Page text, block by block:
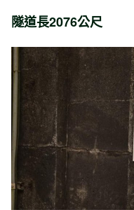
隧道長2076公尺